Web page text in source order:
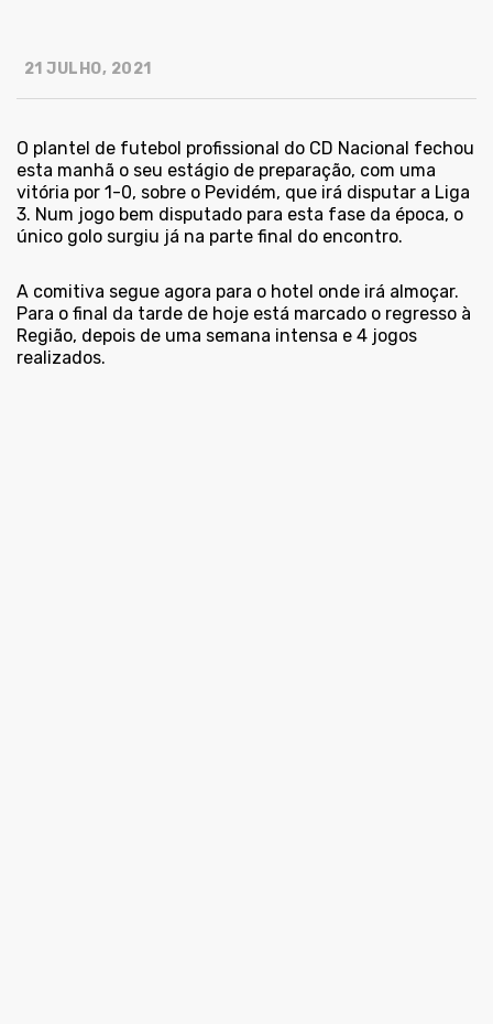
21 JULHO, 2021
O plantel de futebol profissional do CD Nacional fechou
esta manhã o seu estágio de preparação, com uma
vitória por 1-0, sobre o Pevidém, que irá disputar a Liga
3. Num jogo bem disputado para esta fase da época, o
único golo surgiu já na parte final do encontro.
A comitiva segue agora para o hotel onde irá almoçar.
Para o final da tarde de hoje está marcado o regresso à
Região, depois de uma semana intensa e 4 jogos
realizados.